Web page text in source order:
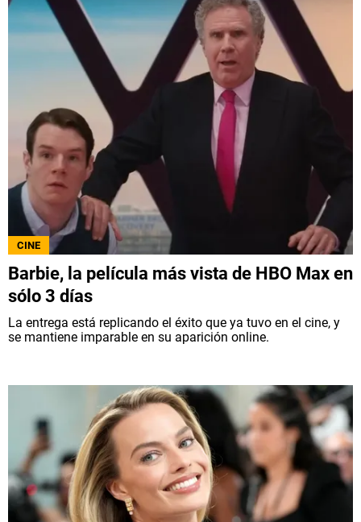
CINE
Barbie, la película más vista de HBO Max en
sólo 3 días
La entrega está replicando el éxito que ya tuvo en el cine, y
se mantiene imparable en su aparición online.